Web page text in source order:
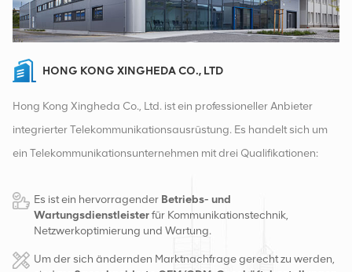
HONG KONG XINGHEDA CO., LTD
Hong Kong Xingheda Co., Ltd. ist ein professioneller Anbieter
integrierter Telekommunikationsausrüstung. Es handelt sich um
ein Telekommunikationsunternehmen mit drei Qualifikationen:
das Unternehmen über zwei intelligente Lager und
Fabrikvertriebszentren in Changsha und Hongkong. Im Jahr
Es ist ein hervorragender Betriebs- und
Wartungsdienstleisterfür Kommunikationstechnik,
Netzwerkoptimierung und Wartung.
Um der sich ändernden Marktnachfrage gerecht zu werden,